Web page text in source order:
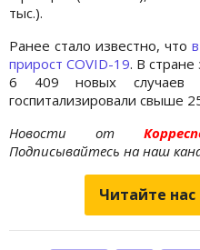
тыс.).
Ранее стало известно, что
прирост COVID-19. В стране
6 409 новых случаев
госпитализировали свыше
Новости от
Подписывайтесь на наш
Читайте нас